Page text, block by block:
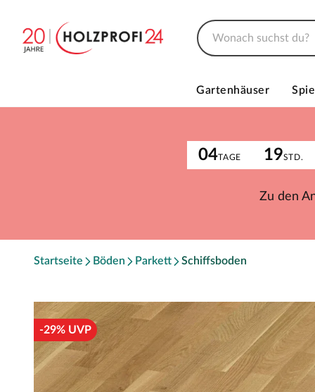
Gartenhäuser
04TAGE 19STD.
Zu den
Startseite Böden Parkett Schiffsboden
-29% UVP